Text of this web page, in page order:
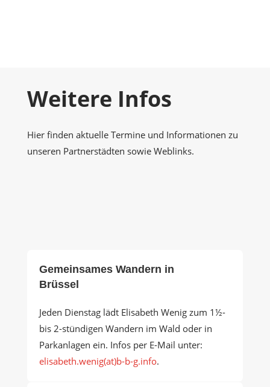
Weitere Infos
Hier finden aktuelle Termine und Informationen zu
unseren Partnerstädten sowie Weblinks.
Gemeinsames Wandern in
Brüssel
Jeden Dienstag lädt Elisabeth Wenig zum 1½-
bis 2-stündigen Wandern im Wald oder in
Parkanlagen ein. Infos per E-Mail unter:
elisabeth.wenig(at)b-b-g.info.